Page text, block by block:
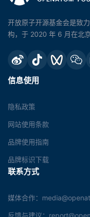
开放原子开源基金会是致
构，于 2020 年 6 月在北京
信息使用
隐私政策
网站使用条款
品牌使用指南
品牌标识下载
联系方式
媒体合作：
反馈与建议：